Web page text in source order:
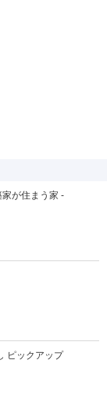
が住まう家 -
ピックアップ